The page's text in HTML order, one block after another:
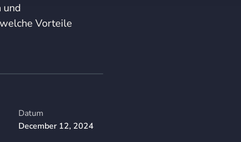
und
Vorteile
Datum
December 12, 2024